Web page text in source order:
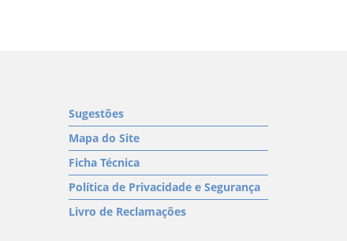
Sugestões
Mapa do Site
Ficha Técnica
Política de Privacidade e Segurança
Livro de Reclamações